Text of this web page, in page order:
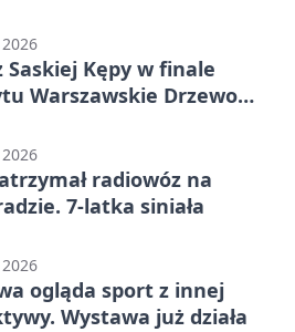
Saskiej Kępy w finale
Warszawskie Drzewo
radiowóz na
7-latka siniała
ogląda sport z innej
Wystawa już działa